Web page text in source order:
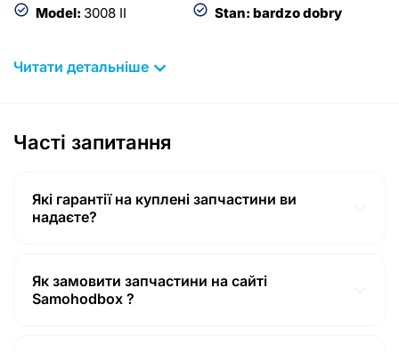
Model: 3008 II
Stan: bardzo dobry
W PRZYPADKU WĄTPLIWOŚCI PROSIMY O PODANIE
VIN POJAZDU, W CELU WERYFIKACJI ZGODNOŚCI
Części zamienne: KKK -
53039700578 53039880830 53039880578
9813852580 1647284680 39192914 9814415480
Читати детальніше
Часті запитання
Які гарантії на куплені запчастини ви
надаєте?
Польщі! Включаючи доставку з Польщі у місто Ковель
і по Україні, а також термін зберігання на пошті). Тому
дуже важливо вчасно забрати Вашу посилку, адже у
Як замовити запчастини на сайті
Samohodbox ?